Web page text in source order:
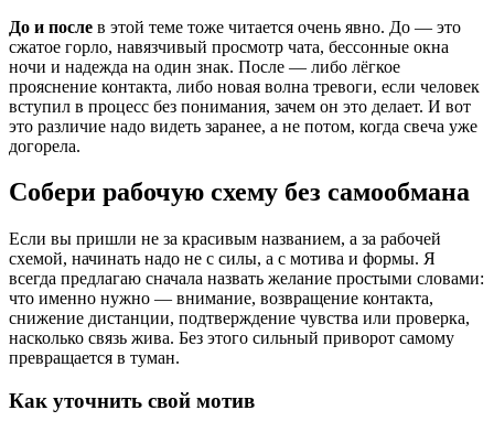
До и после в этой теме тоже читается очень явно. До — это
сжатое горло, навязчивый просмотр чата, бессонные окна
ночи и надежда на один знак. После — либо лёгкое
прояснение контакта, либо новая волна тревоги, если человек
вступил в процесс без понимания, зачем он это делает. И вот
это различие надо видеть заранее, а не потом, когда свеча уже
догорела.
Собери рабочую схему без самообмана
Если вы пришли не за красивым названием, а за рабочей
схемой, начинать надо не с силы, а с мотива и формы. Я
всегда предлагаю сначала назвать желание простыми словами:
что именно нужно — внимание, возвращение контакта,
снижение дистанции, подтверждение чувства или проверка,
насколько связь жива. Без этого сильный приворот самому
превращается в туман.
Как уточнить свой мотив